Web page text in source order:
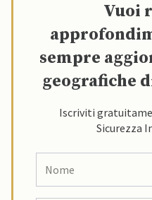
Vuoi
sempre
geografiche
Iscriviti
Sicurezza